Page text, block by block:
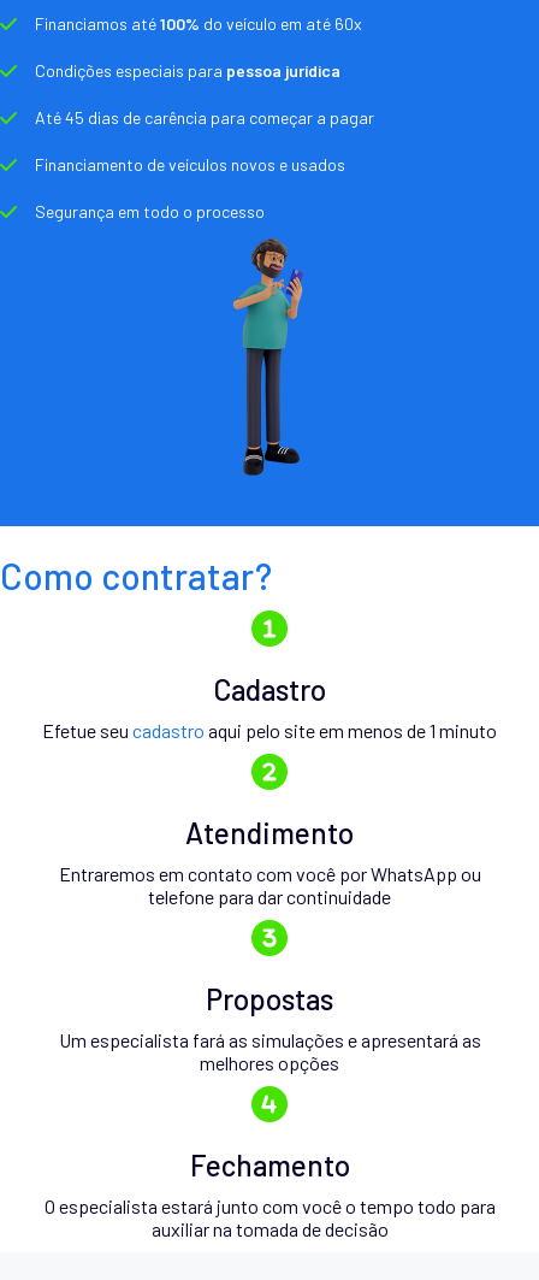
Financiamos até100% do veículo em até 60x
Condições especiais para pessoa jurídica
Até 45 dias de carência para começar a pagar
Financiamento de veículos novos e usados
Segurança em todo o processo
Como contratar?
Cadastro
Efetue seu cadastro aqui pelo site em menos de 1 minuto
Atendimento
Entraremos em contato com você por WhatsApp ou
telefone para dar continuidade
Propostas
Um especialista fará as simulações e apresentará as
melhores opções
Fechamento
O especialista estará junto com você o tempo todo para
auxiliar na tomada de decisão